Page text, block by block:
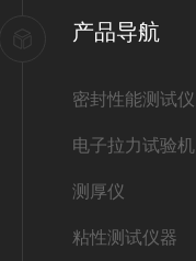
产品导航
密封性能测试仪
电子拉力试验机
测厚仪
粘性测试仪器